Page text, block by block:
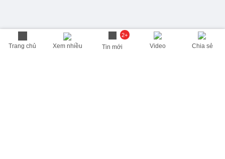
Trang chủ Xem nhiều
2+
Tin mới Video Chia sẻ